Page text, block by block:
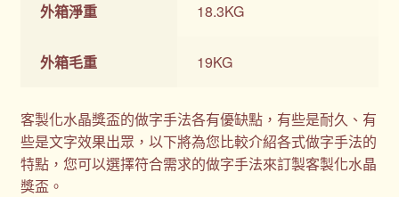
外箱淨重 18.3KG
外箱毛重 19KG
客製化水晶獎盃的做字手法各有優缺點，有些是耐久、有
些是文字效果出眾，以下將為您比較介紹各式做字手法的
特點，您可以選擇符合需求的做字手法來訂製客製化水晶
獎盃。